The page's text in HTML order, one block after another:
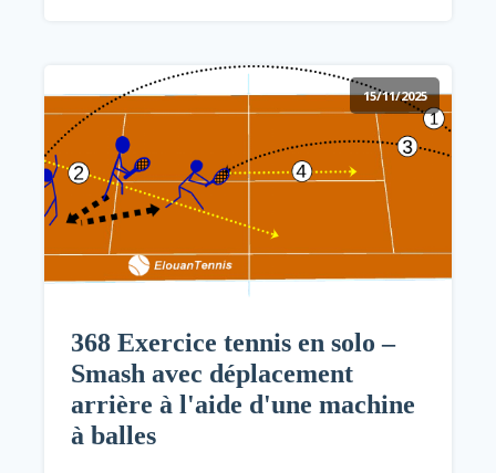
15/11/2025
368 Exercice tennis en solo –
Smash avec déplacement
arrière à l'aide d'une machine
à balles